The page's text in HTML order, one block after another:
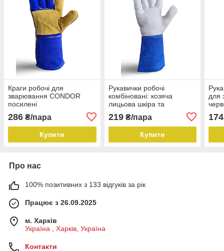
Краги робочі для
зварювання CONDOR
посилені
286 ₴/пара
Купити
Рукавички робочі
комбіновані: козяча
лицьова шкіра та
219₴/пара
Купити
для
174
Про нас
100% позитивних з 133 відгуків за рік
Працює з 26.09.2025
м. Харків
Україна , Харків, Україна
Контакти